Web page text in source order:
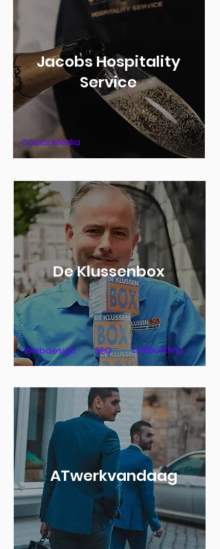
Jacobs Hospitality
Service
Social Media
De Klussenbox
SEO Linkbuilding
Webdesign
ATwerkvandaag